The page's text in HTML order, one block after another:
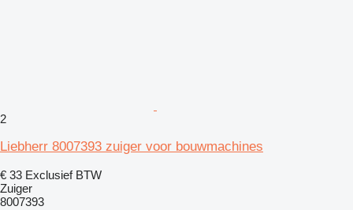
2
Liebherr 8007393 zuiger voor bouwmachines
€ 33 Exclusief BTW
Zuiger
8007393